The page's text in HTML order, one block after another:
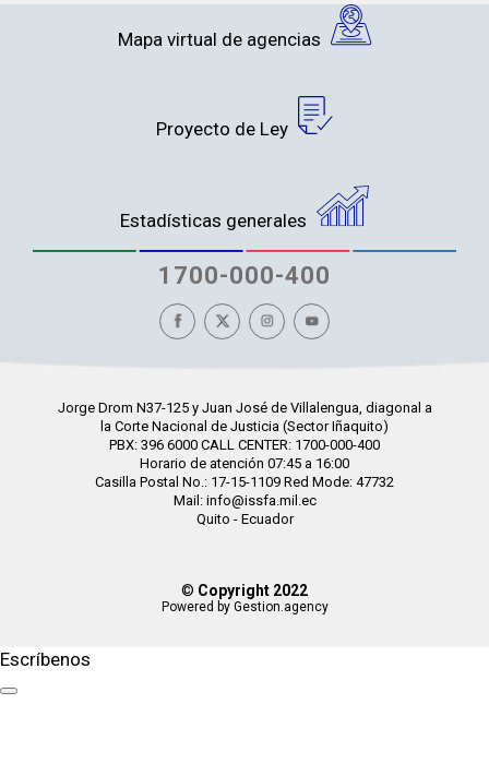
Mapa virtual de agencias
Proyecto de Ley
Estadísticas generales
1700-000-400
© Copyright 2022
Powered by Gestion.agency
Jorge Drom N37-125 y Juan José de Villalengua, diagonal a
la Corte Nacional de Justicia (Sector Iñaquito)
PBX: 396 6000 CALL CENTER: 1700-000-400
Horario de atención 07:45 a 16:00
Casilla Postal No.: 17-15-1109 Red Mode: 47732
Mail: info@issfa.mil.ec
Quito - Ecuador
Escríbenos